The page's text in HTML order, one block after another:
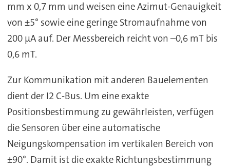
mm x 0,7 mm und weisen eine Azimut-Genauigkeit
von ±5° sowie eine geringe Stromaufnahme von
200 µA auf. Der Messbereich reicht von –0,6 mT bis
0,6 mT.
Zur Kommunikation mit anderen Bauelementen
dient der I2 C-Bus. Um eine exakte
Positionsbestimmung zu gewährleisten, verfügen
die Sensoren über eine automatische
Neigungskompensation im vertikalen Bereich von
±90°. Damit ist die exakte Richtungsbestimmung